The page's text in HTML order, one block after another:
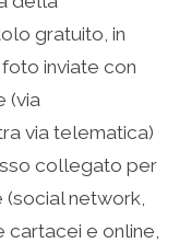
gratuito, in
inviate con
(via
via telematica)
collegato per
network,
cartacei e online,